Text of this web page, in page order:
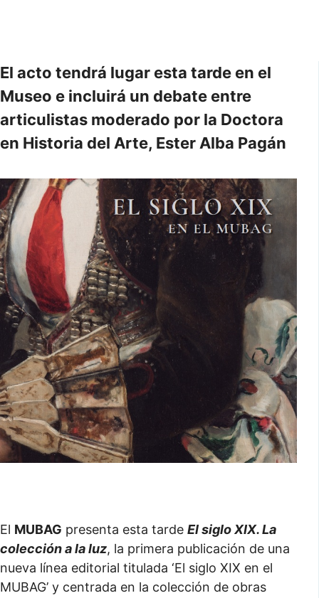
El acto tendrá lugar esta tarde en el
Museo e incluirá un debate entre
articulistas moderado por la Doctora
en Historia del Arte, Ester Alba Pagán
El MUBAG presenta esta tarde El siglo XIX. La
colección a la luz, la primera publicación de una
nueva línea editorial titulada ‘El siglo XIX en el
MUBAG’ y centrada en la colección de obras